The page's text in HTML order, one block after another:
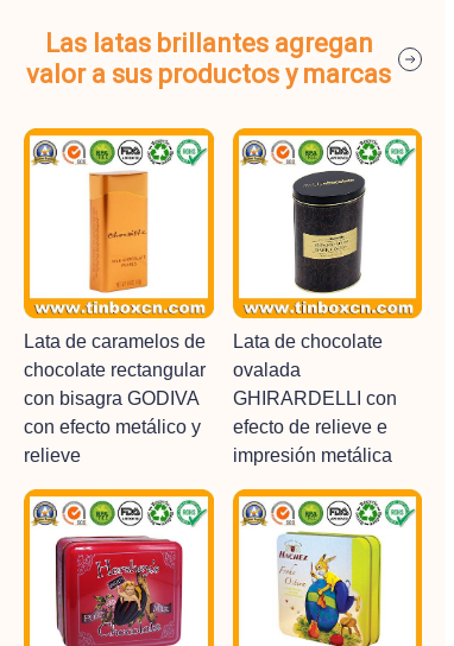
Las latas brillantes agregan
valor a sus productos y marcas
Lata de caramelos de
chocolate rectangular
con bisagra GODIVA
con efecto metálico y
relieve
Lata de chocolate
ovalada
GHIRARDELLI con
efecto de relieve e
impresión metálica